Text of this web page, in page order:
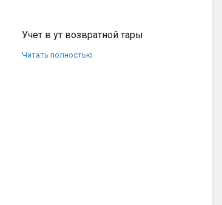
Учет в ут возвратной тары
Читать полностью